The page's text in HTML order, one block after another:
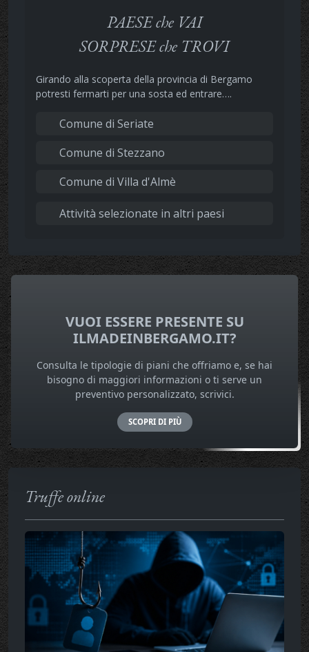
PAESE che VAI
SORPRESE che TROVI
Girando alla scoperta della provincia di Bergamo
potresti fermarti per una sosta ed entrare….
Comune di Seriate
Comune di Stezzano
Comune di Villa d'Almè
Attività selezionate in altri paesi
VUOI ESSERE PRESENTE SU
ILMADEINBERGAMO.IT?
Consulta le tipologie di piani che offriamo e, se hai
bisogno di maggiori informazioni o ti serve un
preventivo personalizzato, scrivici.
SCOPRI DI PIÙ
Truffe online